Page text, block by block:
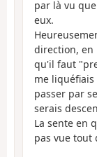
par là vu
eux.
direction, en
qu'il faut
me
passer par
serais
La sente en
pas vue tout